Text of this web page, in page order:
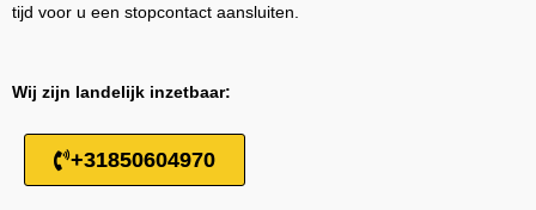
tijd voor u een stopcontact aansluiten.
Wij zijn landelijk inzetbaar:
+31850604970